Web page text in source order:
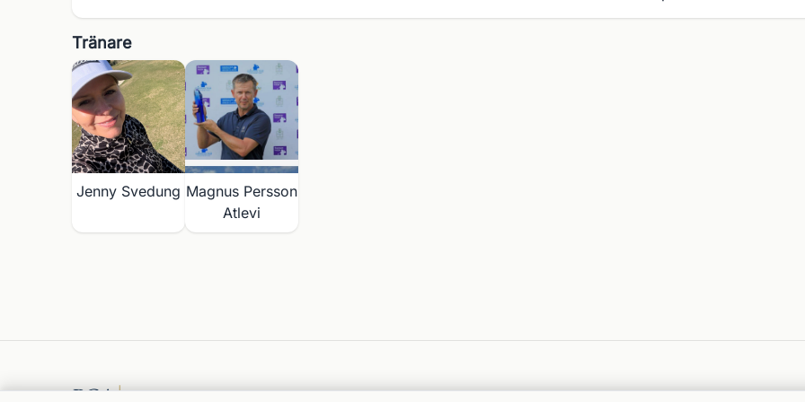
Tränare
Jenny Svedung Magnus Persson
Atlevi